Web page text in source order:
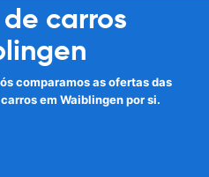
carros
comparamos as ofertas das
em Waiblingen por si.